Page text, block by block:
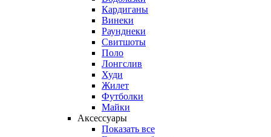
Кардиганы
Винеки
Раунднеки
Свитшоты
Поло
Лонгслив
Худи
Жилет
Футболки
Майки
Аксессуары
Показать все